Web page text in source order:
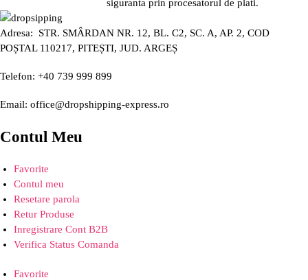
siguranta prin procesatorul de plati.
Adresa: STR. SMÂRDAN NR. 12, BL. C2, SC. A, AP. 2, COD
POȘTAL 110217, PITEȘTI, JUD. ARGEȘ
Telefon: +40 739 999 899
Email: office@dropshipping-express.ro
Contul Meu
Favorite
Contul meu
Resetare parola
Retur Produse
Inregistrare Cont B2B
Verifica Status Comanda
Favorite